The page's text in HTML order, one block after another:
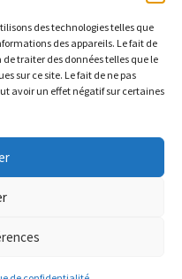
des technologies telles que
des appareils. Le fait de
traiter des données telles que le
sur ce site. Le fait de ne pas
avoir un effet négatif sur certaines